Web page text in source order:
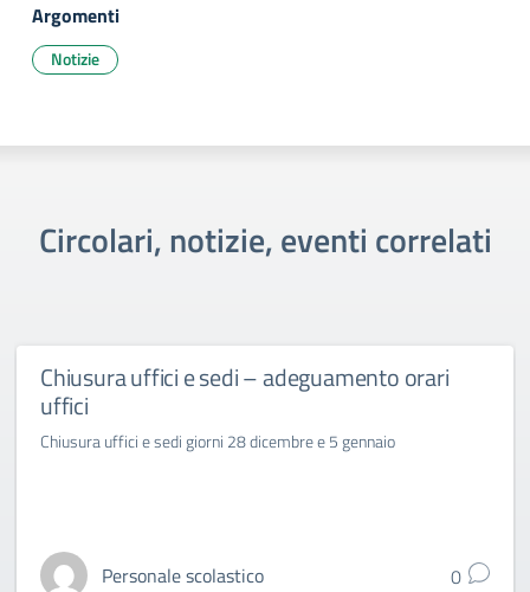
Argomenti
Notizie
Circolari, notizie, eventi correlati
Chiusura uffici e sedi – adeguamento orari
uffici
Chiusura uffici e sedi giorni 28 dicembre e 5 gennaio
Personale scolastico 0